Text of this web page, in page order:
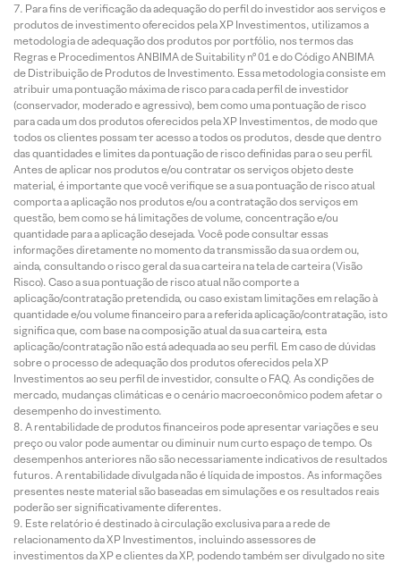
Para fins de verificação da adequação do perfil do investidor aos serviços e
produtos de investimento oferecidos pela XP Investimentos, utilizamos a
metodologia de adequação dos produtos por portfólio, nos termos das
Regras e Procedimentos ANBIMA de Suitability nº 01 e do Código ANBIMA
de Distribuição de Produtos de Investimento. Essa metodologia consiste em
atribuir uma pontuação máxima de risco para cada perfil de investidor
(conservador, moderado e agressivo), bem como uma pontuação de risco
para cada um dos produtos oferecidos pela XP Investimentos, de modo que
todos os clientes possam ter acesso a todos os produtos, desde que dentro
das quantidades e limites da pontuação de risco definidas para o seu perfil.
Antes de aplicar nos produtos e/ou contratar os serviços objeto deste
material, é importante que você verifique se a sua pontuação de risco atual
comporta a aplicação nos produtos e/ou a contratação dos serviços em
questão, bem como se há limitações de volume, concentração e/ou
quantidade para a aplicação desejada. Você pode consultar essas
informações diretamente no momento da transmissão da sua ordem ou,
ainda, consultando o risco geral da sua carteira na tela de carteira (Visão
Risco). Caso a sua pontuação de risco atual não comporte a
aplicação/contratação pretendida, ou caso existam limitações em relação à
quantidade e/ou volume financeiro para a referida aplicação/contratação, isto
significa que, com base na composição atual da sua carteira, esta
aplicação/contratação não está adequada ao seu perfil. Em caso de dúvidas
sobre o processo de adequação dos produtos oferecidos pela XP
Investimentos ao seu perfil de investidor, consulte o FAQ. As condições de
mercado, mudanças climáticas e o cenário macroeconômico podem afetar o
desempenho do investimento.
A rentabilidade de produtos financeiros pode apresentar variações e seu
preço ou valor pode aumentar ou diminuir num curto espaço de tempo. Os
desempenhos anteriores não são necessariamente indicativos de resultados
futuros. A rentabilidade divulgada não é líquida de impostos. As informações
presentes neste material são baseadas em simulações e os resultados reais
poderão ser significativamente diferentes.
Este relatório é destinado à circulação exclusiva para a rede de
relacionamento da XP Investimentos, incluindo assessores de
investimentos da XP e clientes da XP, podendo também ser divulgado no site